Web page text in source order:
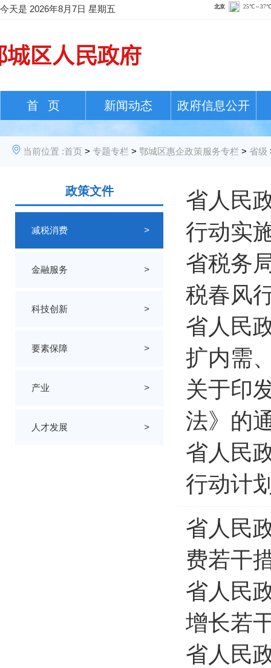
今天是 2026年8月7日 星期五
首 页 新闻动态 政府信息公开
当前位置 :首页 > 专题专栏 > 鄂城区惠企政策服务专栏 > 省级
政策文件
减税消费 >
金融服务 >
科技创新 >
要素保障 >
产业 >
人才发展 >
省人民
行动实
省税务
税春风
省人民
扩内需
关于印
法》的
省人民
行动计
省人民
费若干
省人民
增长若
省人民